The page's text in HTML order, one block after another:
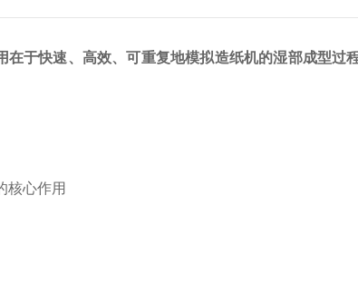
于快速、高效、可重复地模拟造纸机的湿部成型过